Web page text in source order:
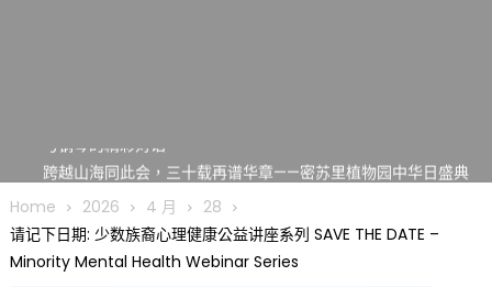
跨越山海同此会，三十载再谱华章——密苏里植物园中华日盛典
圣路易龙舟俱乐部5月16日龙舟体验日 邀请各界亲身体验划行乐
趣 + 水上竞速魅力
三十二载跨越时空的相逢
Home 2026 4 月
28
请记下日期: 少数族裔心理健康公益讲座系列 SAVE THE DATE –
Minority Mental Health Webinar Series